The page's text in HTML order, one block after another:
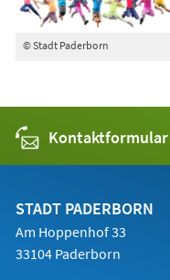
© Stadt Paderborn
Kontaktformular
STADT PADERBORN
Am Hoppenhof 33
33104 Paderborn